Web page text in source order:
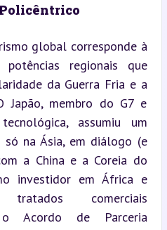
global corresponde à
regionais que
da Guerra Fria e a
Japão, membro do G7 e
assumiu um
na Ásia, em diálogo (e
a China e a Coreia do
investidor em África e
comerciais
Acordo de Parceria